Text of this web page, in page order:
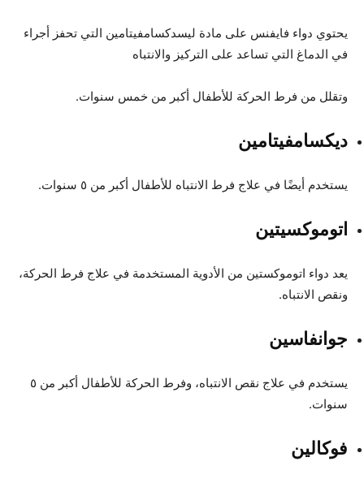
يحتوي دواء فايفنس على مادة ليسدكسامفيتامين التي تحفز أجراء
في الدماغ التي تساعد على التركيز والانتباه
وتقلل من فرط الحركة للأطفال أكبر من خمس سنوات.
ديكسامفيتامين
يستخدم أيضًا في علاج فرط الانتباه للأطفال أكبر من ٥ سنوات.
اتوموكسيتين
يعد دواء اتوموكستين من الأدوية المستخدمة في علاج فرط الحركة،
ونقص الانتباه.
جوانفاسين
يستخدم في علاج نقص الانتباه، وفرط الحركة للأطفال أكبر من ٥
سنوات.
فوكالين